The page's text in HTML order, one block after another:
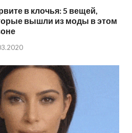
в клочья: 5 вещей,
вышли из моды в этом